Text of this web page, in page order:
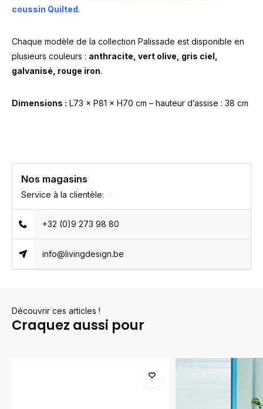
coussin Quilted.
Chaque modèle de la collection Palissade est disponible en
plusieurs couleurs : anthracite, vert olive, gris ciel,
galvanisé, rouge iron.
Dimensions : L73 × P81 × H70 cm – hauteur d’assise : 38 cm
Nos magasins
Service à la clientèle:
+32 (0)9 273 98 80
info@livingdesign.be
Découvrir ces articles !
Craquez aussi pour